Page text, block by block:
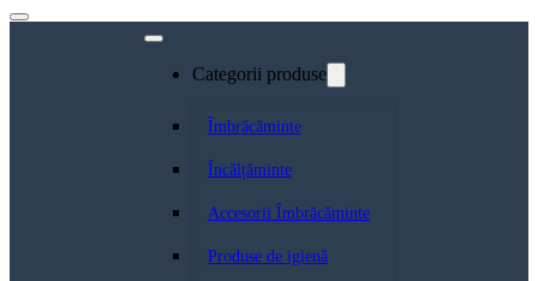
Categorii produse
Îmbrăcăminte
Încălțăminte
Accesorii Îmbrăcăminte
Produse de igienă